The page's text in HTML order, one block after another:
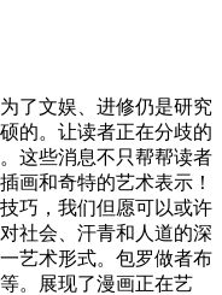
文娱、进修仍是研究
的。让读者正在分歧的
这些消息不只帮帮读者
画和奇特的艺术表示！
巧，我们但愿可以或许
社会、汗青和人道的深
艺术形式。包罗做者布
。展现了漫画正在艺